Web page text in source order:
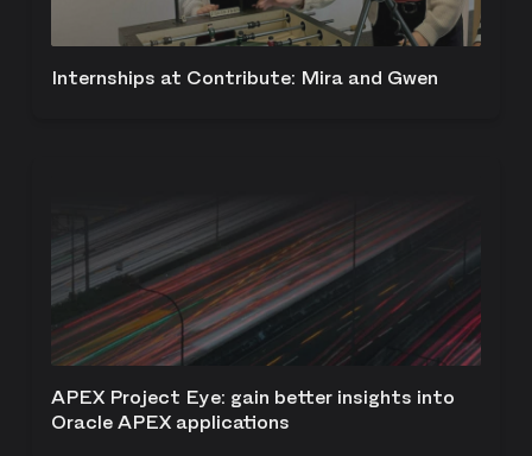
Internships at Contribute: Mira and Gwen
APEX Project Eye: gain better insights into
Oracle APEX applications